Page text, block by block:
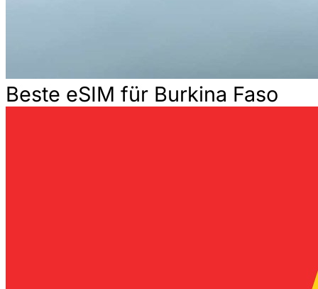
Beste eSIM für Burkina Faso